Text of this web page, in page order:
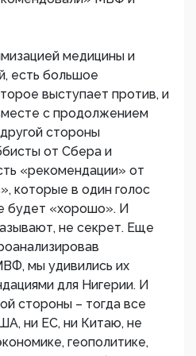
медицины и
есть большое
выступает против, и
с продолжением
стороны
от Сбера и
«рекомендации» от
которые в один голос
будет «хорошо». И
не секрет. Еще
мы удивились их
для Нигерии. И
стороны – тогда все
ни ЕС, ни Китаю, не
геополитике,